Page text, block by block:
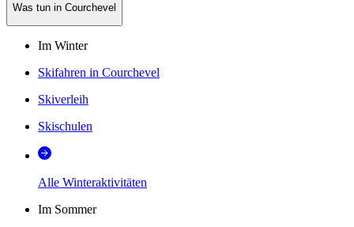
Was tun in Courchevel
Im Winter
Skifahren in Courchevel
Skiverleih
Skischulen
Alle Winteraktivitäten
Im Sommer